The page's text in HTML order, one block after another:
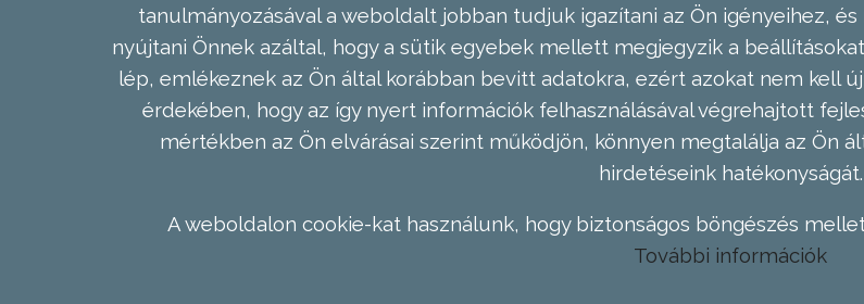
tanulmányozásával a weboldalt jobban tudjuk igazítani az Ön igényeihez,
nyújtani Önnek azáltal, hogy a sütik egyebek mellett megjegyzik a
lép, emlékeznek az Ön által korábban bevitt adatokra, ezért azokat nem kell
érdekében, hogy az így nyert információk felhasználásával végrehajtott
mértékben az Ön elvárásai szerint működjön, könnyen megtalálja az Ön
hirdetéseink hatékonyságát.
A weboldalon cookie-kat használunk, hogy biztonságos böngészés
További információk